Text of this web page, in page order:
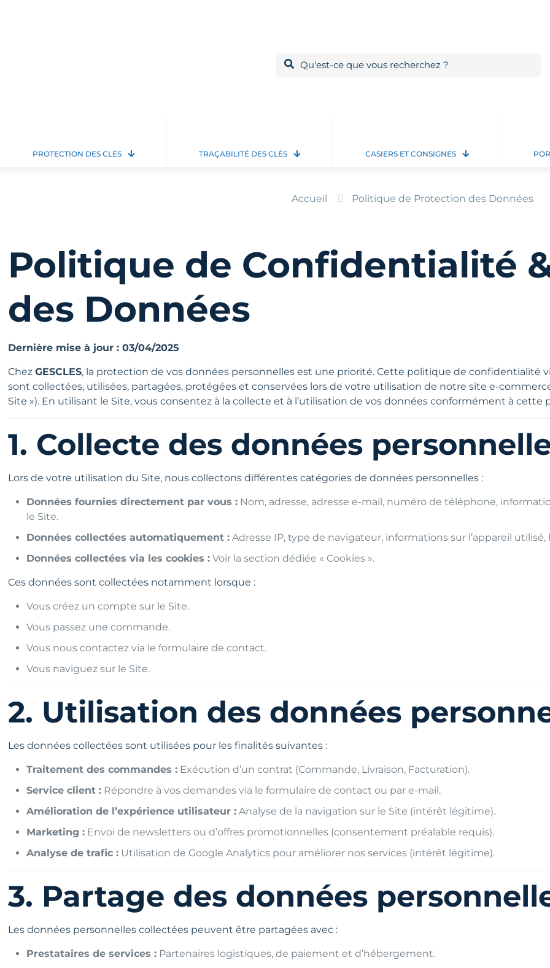
PROTECTION DES CLÉS TRAÇABILITÉ DES CLÉS CASIERS ET CONSIGNES
Accueil Politique de Protection des Données
Politique de Confidentialité
des Données
Dernière mise à jour : 03/04/2025
ChezGESCLES, la protection de vos données personnelles est une priorité. Cette politique de confidentialité
sont collectées, utilisées, partagées, protégées et conservées lors de votre utilisation de notre site e-
Site »). En utilisant le Site, vous consentez à la collecte et à l’utilisation de vos données conformément à cette
1. Collecte des données
Lors de votre utilisation du Site, nous collectons différentes catégories de données personnelles :
Données fournies directement par vous : Nom, adresse, adresse e-mail, numéro de téléphone,
le Site.
Données collectées automatiquement : Adresse IP, type de navigateur, informations sur l’appareil
Données collectées via les cookies : Voir la section dédiée « Cookies ».
Ces données sont collectées notamment lorsque :
Vous créez un compte sur le Site.
Vous passez une commande.
Vous nous contactez via le formulaire de contact.
Vous naviguez sur le Site.
2. Utilisation des données
Les données collectées sont utilisées pour les finalités suivantes :
Traitement des commandes : Exécution d’un contrat (Commande, Livraison, Facturation).
Service client : Répondre à vos demandes via le formulaire de contact ou par e-mail.
Amélioration de l’expérience utilisateur : Analyse de la navigation sur le Site (intérêt légitime).
Marketing : Envoi de newsletters ou d’offres promotionnelles (consentement préalable requis).
Analyse de trafic : Utilisation de Google Analytics pour améliorer nos services (intérêt légitime).
3. Partage des données
Les données personnelles collectées peuvent être partagées avec :
Prestataires de services : Partenaires logistiques, de paiement et d’hébergement.